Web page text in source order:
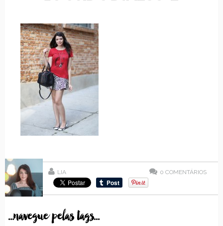
LIA 0 COMENTÁRIOS
...navegue pelas tags...